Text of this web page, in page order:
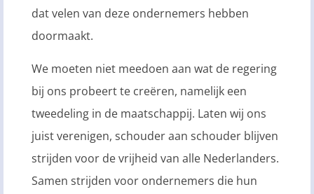
dat velen van deze ondernemers hebben
doormaakt.
We moeten niet meedoen aan wat de regering
bij ons probeert te creëren, namelijk een
tweedeling in de maatschappij. Laten wij ons
juist verenigen, schouder aan schouder blijven
strijden voor de vrijheid van alle Nederlanders.
Samen strijden voor ondernemers die hun